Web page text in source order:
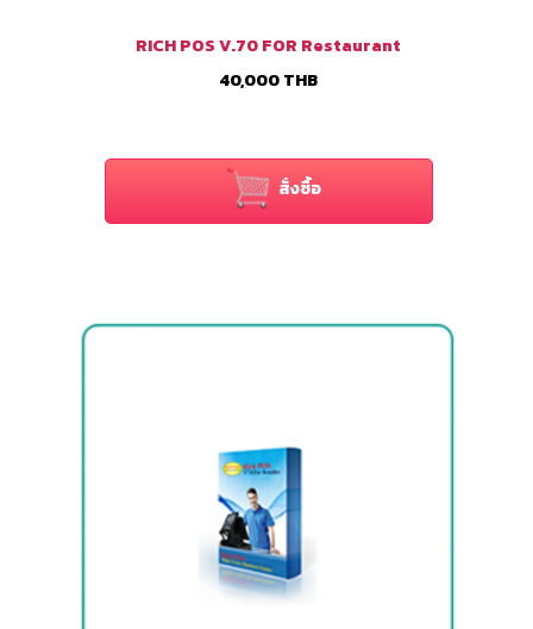
RICH POS V.70 FOR Restaurant
40,000THB
สั่งซื้อ